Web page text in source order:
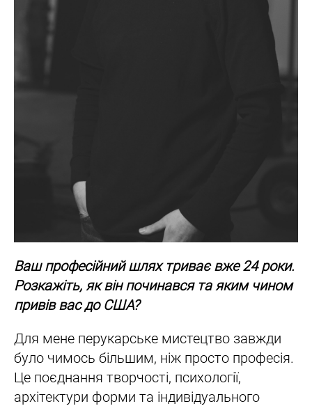
Ваш професійний шлях триває вже 24 роки.
Розкажіть, як він починався та яким чином
привів вас до США?
Для мене перукарське мистецтво завжди
було чимось більшим, ніж просто професія.
Це поєднання творчості, психології,
архітектури форми та індивідуального